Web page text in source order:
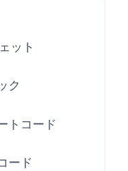
ット
ク
トコード
ード